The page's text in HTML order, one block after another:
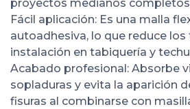
proyectos medianos
Fácil aplicación: Es una malla
autoadhesiva, lo que reduce
instalación en tabiquería y
Acabado profesional: Absorbe
sopladuras y evita la aparición
fisuras al combinarse con